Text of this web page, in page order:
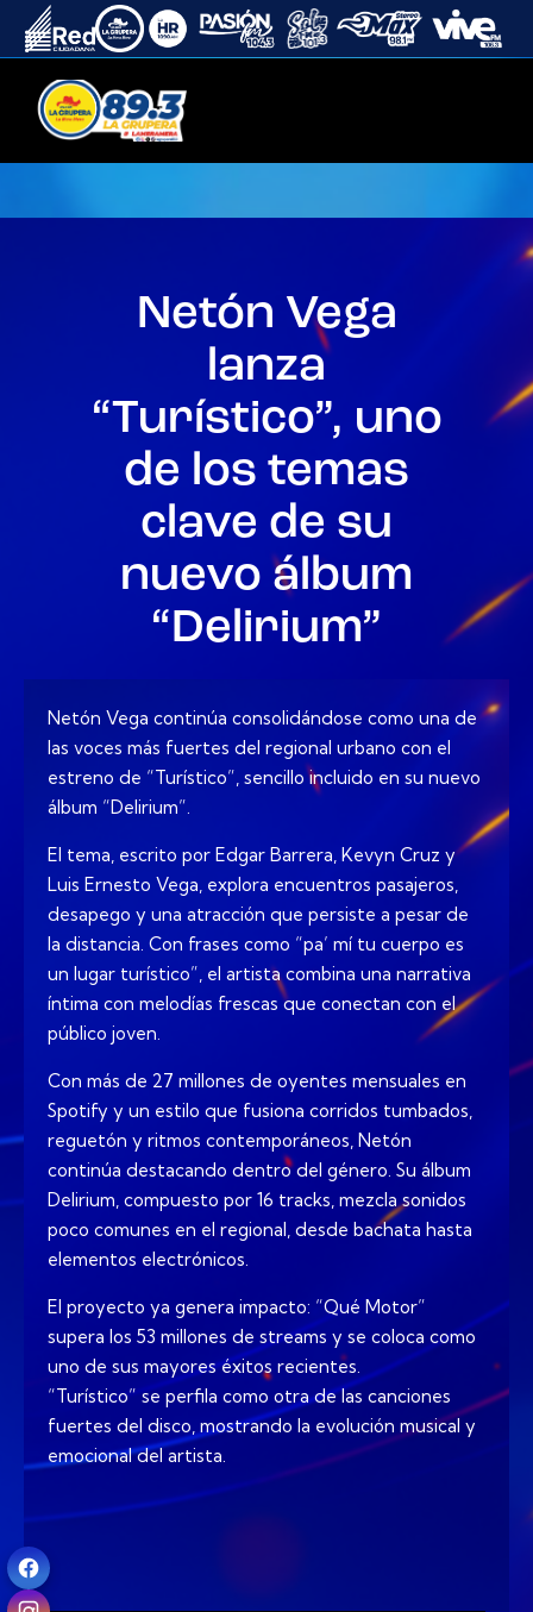
Netón Vega
lanza
“Turístico”, uno
de los temas
clave de su
nuevo álbum
“Delirium”
Netón Vega continúa consolidándose como una de
las voces más fuertes del regional urbano con el
estreno de “Turístico”, sencillo incluido en su nuevo
álbum “Delirium”.
El tema, escrito por Edgar Barrera, Kevyn Cruz y
Luis Ernesto Vega, explora encuentros pasajeros,
desapego y una atracción que persiste a pesar de
la distancia. Con frases como “pa’ mí tu cuerpo es
un lugar turístico”, el artista combina una narrativa
íntima con melodías frescas que conectan con el
público joven.
Con más de 27 millones de oyentes mensuales en
Spotify y un estilo que fusiona corridos tumbados,
reguetón y ritmos contemporáneos, Netón
continúa destacando dentro del género. Su álbum
Delirium, compuesto por 16 tracks, mezcla sonidos
poco comunes en el regional, desde bachata hasta
elementos electrónicos.
El proyecto ya genera impacto: “Qué Motor”
supera los 53 millones de streams y se coloca como
uno de sus mayores éxitos recientes.
“Turístico” se perfila como otra de las canciones
fuertes del disco, mostrando la evolución musical y
emocional del artista.